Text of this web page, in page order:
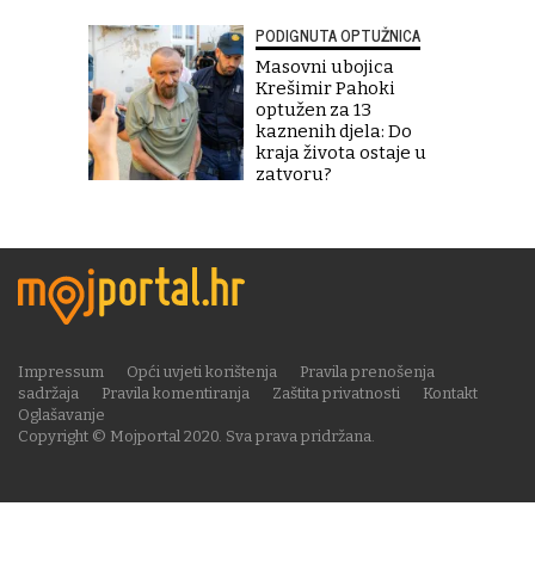
PODIGNUTA OPTUŽNICA
Masovni ubojica
Krešimir Pahoki
optužen za 13
kaznenih djela: Do
kraja života ostaje u
zatvoru?
Copyright © Mojportal 2020. Sva prava pridržana.
Impressum Opći uvjeti korištenja
Pravila prenošenja
sadržaja
Pravila komentiranja Zaštita privatnosti
Kontakt
Oglašavanje